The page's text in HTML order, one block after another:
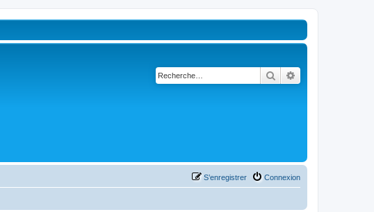
Rechercher
Connexion
S’enregistrer